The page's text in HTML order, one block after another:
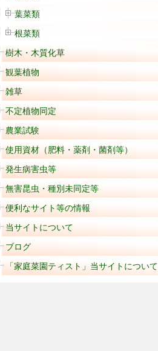
葉菜類
根菜類
樹木・木質化草
観葉植物
雑草
不定植物同定
農業試験
使用資材（肥料・薬剤・菌剤等）
発生病害虫等
無害昆虫・種別未同定等
便利なサイト等の情報
当サイトについて
ブログ
「家庭菜園ティスト」当サイトについて